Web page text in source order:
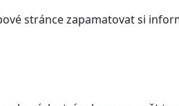
stránce zapamatovat si